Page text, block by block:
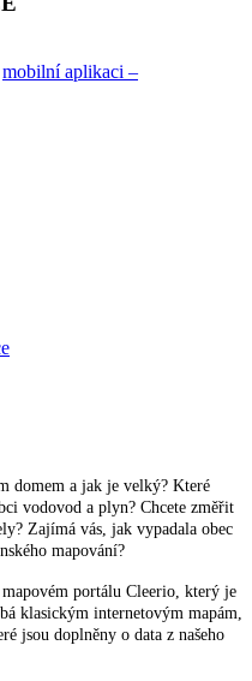
mobilní aplikaci –
domem a jak je velký? Které
vodovod a plyn? Chcete změřit
Zajímá vás, jak vypadala obec
mapování?
portálu Cleerio, který je
klasickým internetovým mapám,
jsou doplněny o data z našeho